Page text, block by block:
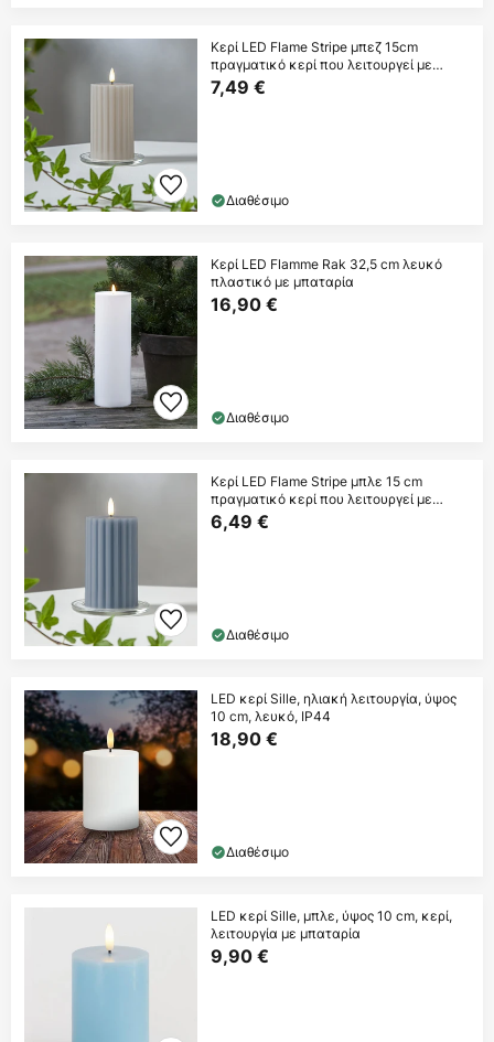
Κερί LED Flame Stripe μπεζ 15cm
πραγματικό κερί που λειτουργεί με
μπαταρία
7,49 €
Διαθέσιμο
Κερί LED Flamme Rak 32,5 cm λευκό
πλαστικό με μπαταρία
16,90 €
Διαθέσιμο
Κερί LED Flame Stripe μπλε 15 cm
πραγματικό κερί που λειτουργεί με
μπαταρία
6,49 €
Διαθέσιμο
LED κερί Sille, ηλιακή λειτουργία, ύψος
10 cm, λευκό, IP44
18,90 €
Διαθέσιμο
LED κερί Sille, μπλε, ύψος 10 cm, κερί,
λειτουργία με μπαταρία
9,90 €